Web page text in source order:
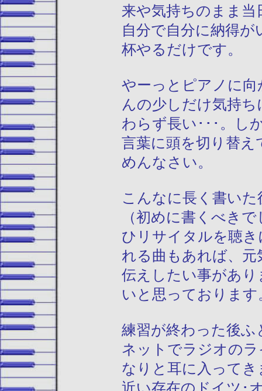
来や気持ちのまま
自分で自分に納得
杯やるだけです。
やーっとピアノに
んの少しだけ気持
わらず長い･･･。し
言葉に頭を切り替
めんなさい。
こんなに長く書い
（初めに書くべき
ひリサイタルを聴
れる曲もあれば、
伝えしたい事があ
いと思っておりま
練習が終わった後
ネットでラジオの
なりと耳に入って
近い存在のドイツ･